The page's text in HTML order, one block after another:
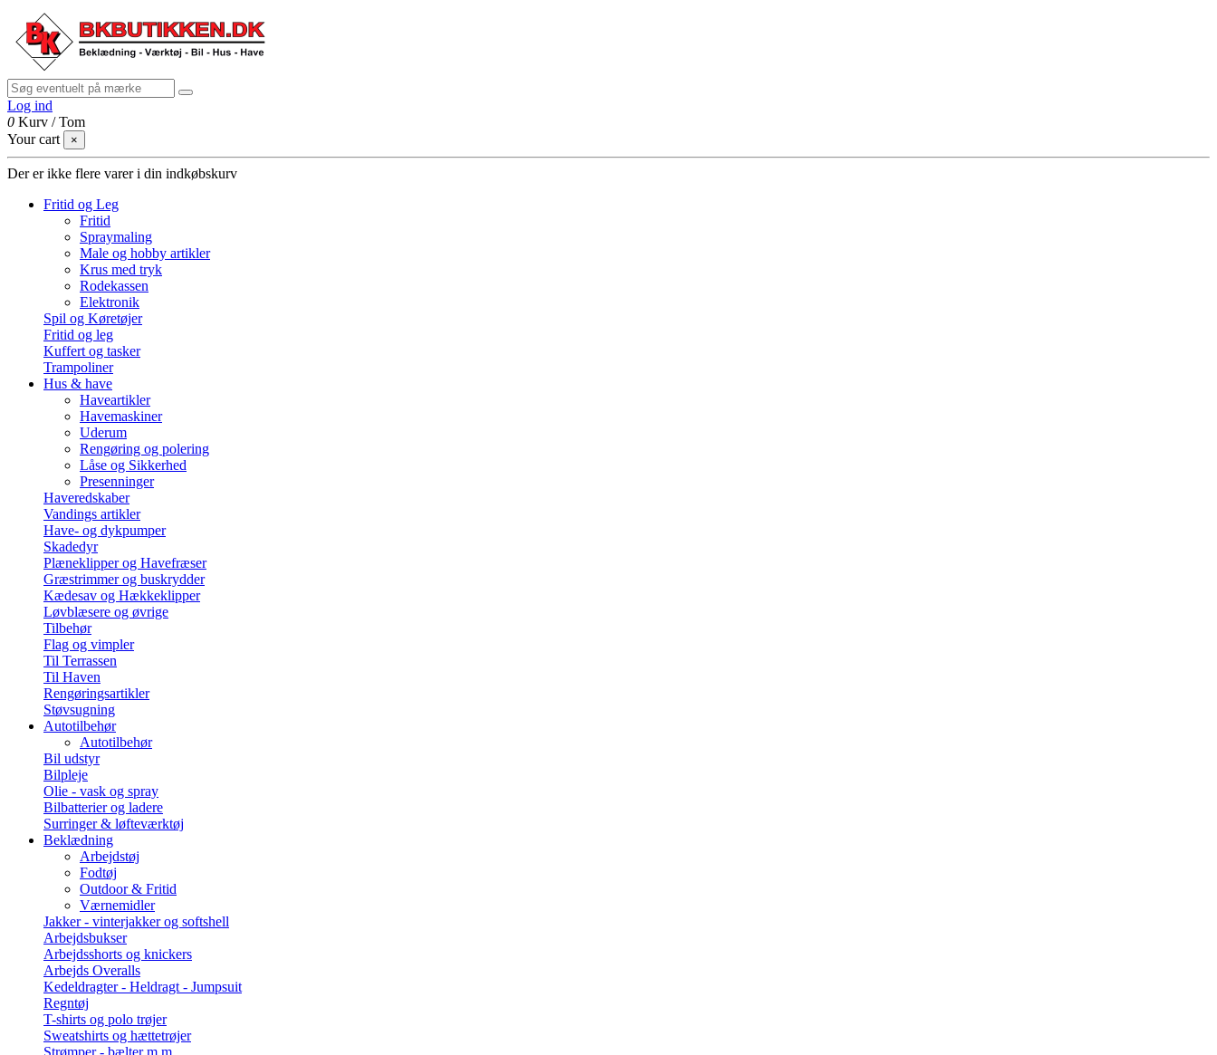
Log ind
0 Kurv /Tom
Your cart
×
Der er ikke flere varer i din indkøbskurv
Fritid og Leg
Fritid
Spraymaling
Male og hobby artikler
Krus med tryk
Rodekassen
Elektronik
Spil og Køretøjer
Fritid og leg
Kuffert og tasker
Trampoliner
Hus & have
Haveartikler
Havemaskiner
Uderum
Rengøring og polering
Låse og Sikkerhed
Presenninger
Haveredskaber
Vandings artikler
Have- og dykpumper
Skadedyr
Plæneklipper og Havefræser
Græstrimmer og buskrydder
Kædesav og Hækkeklipper
Løvblæsere og øvrige
Tilbehør
Flag og vimpler
Til Terrassen
Til Haven
Rengøringsartikler
Støvsugning
Autotilbehør
Autotilbehør
Bil udstyr
Bilpleje
Olie - vask og spray
Bilbatterier og ladere
Surringer & løfteværktøj
Beklædning
Arbejdstøj
Fodtøj
Outdoor & Fritid
Værnemidler
Jakker - vinterjakker og softshell
Arbejdsbukser
Arbejdsshorts og knickers
Arbejds Overalls
Kedeldragter - Heldragt - Jumpsuit
Regntøj
T-shirts og polo trøjer
Sweatshirts og hættetrøjer
Strømper - bælter m.m